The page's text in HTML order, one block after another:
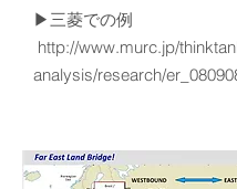
▶三菱での例
http://www.murc.jp/
analysis/research/